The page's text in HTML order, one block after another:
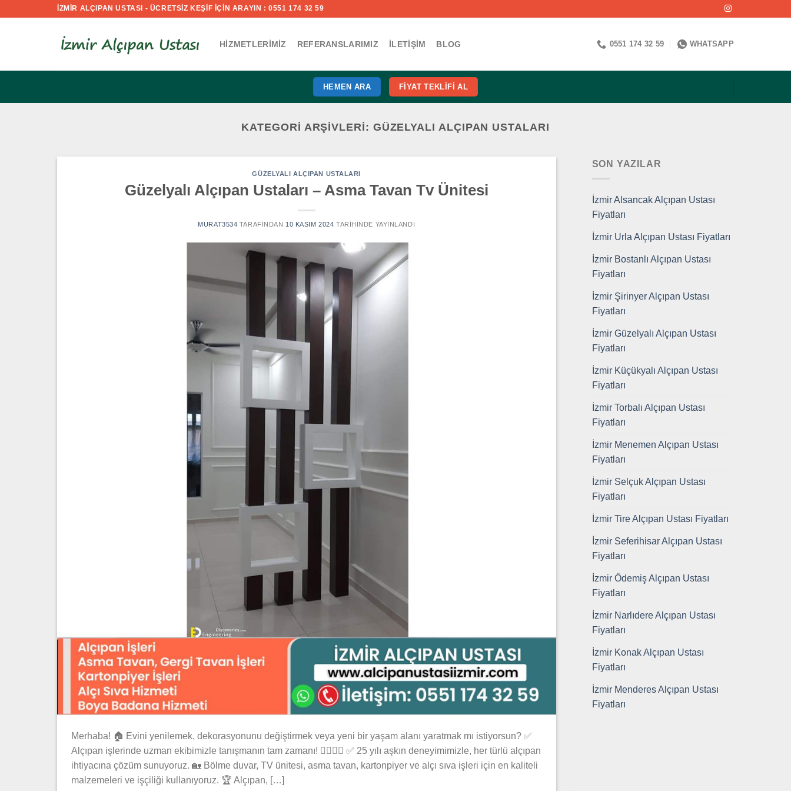
İZMİR ALÇIPAN USTASI - ÜCRETSİZ KEŞİF İÇİN ARAYIN : 0551 174 32 59
HIZMETLERIMIZ REFERANSLARIMIZ İLETIŞIM BLOG 0551 174 32 59 WHATSAPP
HEMEN ARA FIYAT TEKLIFI AL
KATEGORI ARŞIVLERI: GÜZELYALI ALÇIPAN USTALARI
GÜZELYALI ALÇIPAN USTALARI
Güzelyalı Alçıpan Ustaları – Asma Tavan Tv Ünitesi
MURAT3534 TARAFINDAN 10 KASIM 2024 TARIHINDE YAYINLANDI
Merhaba! 🏠 Evini yenilemek, dekorasyonunu değiştirmek veya yeni bir yaşam alanı yaratmak mı istiyorsun? ✅
Alçıpan işlerinde uzman ekibimizle tanışmanın tam zamanı! 👷‍♀️👷‍♂️ ✅ 25 yılı aşkın deneyimimizle, her türlü alçıpan
ihtiyacına çözüm sunuyoruz. 🏡 Bölme duvar, TV ünitesi, asma tavan, kartonpiyer ve alçı sıva işleri için en kaliteli
malzemeleri ve işçiliği kullanıyoruz. 🏆 Alçıpan, […]
SON YAZILAR
İzmir Alsancak Alçıpan Ustası
Fiyatları
İzmir Urla Alçıpan Ustası Fiyatları
İzmir Bostanlı Alçıpan Ustası
Fiyatları
İzmir Şirinyer Alçıpan Ustası
Fiyatları
İzmir Güzelyalı Alçıpan Ustası
Fiyatları
İzmir Küçükyalı Alçıpan Ustası
Fiyatları
İzmir Torbalı Alçıpan Ustası
Fiyatları
İzmir Menemen Alçıpan Ustası
Fiyatları
İzmir Selçuk Alçıpan Ustası
Fiyatları
İzmir Tire Alçıpan Ustası Fiyatları
İzmir Seferihisar Alçıpan Ustası
Fiyatları
İzmir Ödemiş Alçıpan Ustası
Fiyatları
İzmir Narlıdere Alçıpan Ustası
Fiyatları
İzmir Konak Alçıpan Ustası
Fiyatları
İzmir Menderes Alçıpan Ustası
Fiyatları